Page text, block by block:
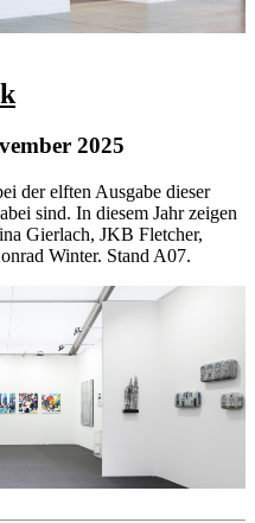
2025
der elften Ausgabe dieser
sind. In diesem Jahr zeigen
Gierlach, JKB Fletcher,
Winter. Stand A07.